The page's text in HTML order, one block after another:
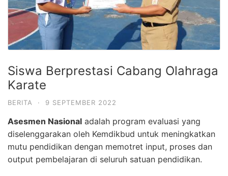
Siswa Berprestasi Cabang Olahraga
Karate
BERITA · 9 SEPTEMBER 2022
Asesmen Nasional adalah program evaluasi yang
diselenggarakan oleh Kemdikbud untuk meningkatkan
mutu pendidikan dengan memotret input, proses dan
output pembelajaran di seluruh satuan pendidikan.